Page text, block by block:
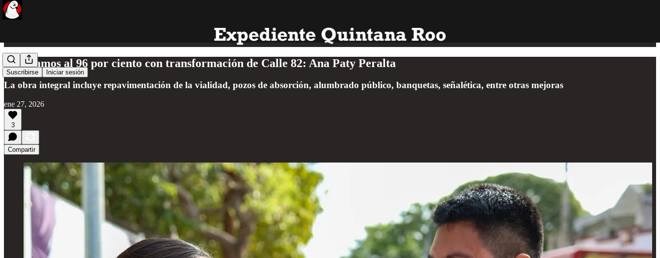
Suscribirse Iniciar sesión
Avanzamos al 96 por ciento con transformación de Calle 82: Ana Paty Peralta
La obra integral incluye repavimentación de la vialidad, pozos de absorción, alumbrado público, banquetas, señalética, entre otras mejoras
ene 27, 2026
3
Compartir